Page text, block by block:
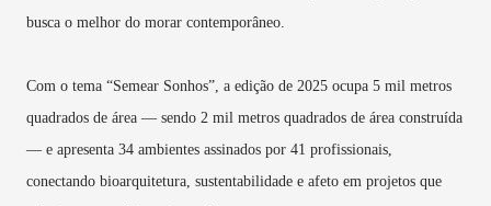
busca o melhor do morar contemporâneo.
Com o tema “Semear Sonhos”, a edição de 2025 ocupa 5 mil metros
quadrados de área — sendo 2 mil metros quadrados de área construída
— e apresenta 34 ambientes assinados por 41 profissionais,
conectando bioarquitetura, sustentabilidade e afeto em projetos que